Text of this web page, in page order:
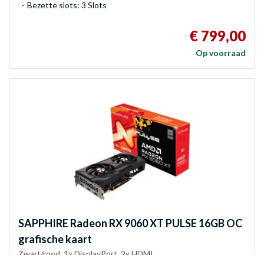
Bezette slots: 3 Slots
€ 799,00
Op voorraad
SAPPHIRE Radeon RX 9060 XT PULSE 16GB OC
grafische kaart